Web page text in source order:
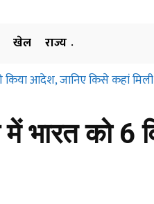
खेल
राज्य
किया आदेश, जानिए किसे कहां मिली
में भारत को 6